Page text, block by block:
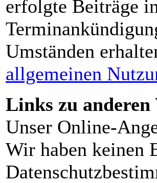
erfolgte Beiträge
Umständen
allgemeinen
Links zu anderen
Unser Online-
Wir haben keinen